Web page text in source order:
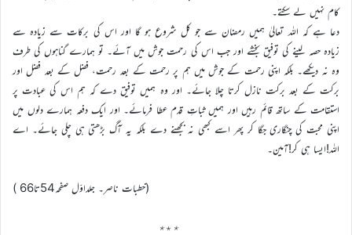
کام نہیں لے سکتے۔
دعا ہے کہ اللہ تعالیٰ ہمیں رمضان سے جو کل شروع ہو گا اور اس کی برکات سے زیادہ سے
زیادہ حصہ لینے کی توفیق بخشے اور جب اس کی رحمت جوش میں آئے۔ تو ہمارے گناہوں کی طرف
وہ نہ دیکھے۔ بلکہ اپنی رحمت کے جوش میں ہم پر رحمت کے بعد رحمت، فضل کے بعد فضل اور
برکت کے بعد برکت نازل کرتا چلا جائے۔ اور وہ ہمیں توفیق دے کہ ہم اس کی عبادت پر
استقامت کے ساتھ قائم رہیں اور ہمیں ثباتِ قدم عطا فرمائے۔ اور ایک دفعہ ہمارے دلوں میں
اپنی محبت کی چنگاری جگا کر پھر اسے کبھی نہ بجھنے دے بلکہ یہ آگ بڑھتی ہی چلی جائے۔ اے
اللہ!ایسا ہی کر!آمین۔
(خطبات ناصر۔ جلداوّل صفحہ54تا66 )
٭ ٭٭